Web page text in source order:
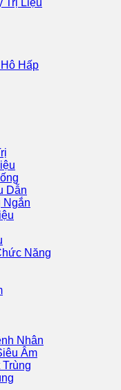
Trị Liệu
Hấp
Dẫn
Ngắn
Năng
Nhân
Âm